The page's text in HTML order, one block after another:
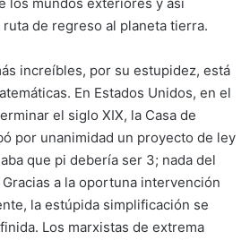
de regreso al planeta tierra.
increíbles, por su estupidez, está
En Estados Unidos, en el
el siglo XIX, la Casa de
por unanimidad un proyecto de ley
que pi debería ser 3; nada del
a la oportuna intervención
la estúpida simplificación se
Los marxistas de extrema